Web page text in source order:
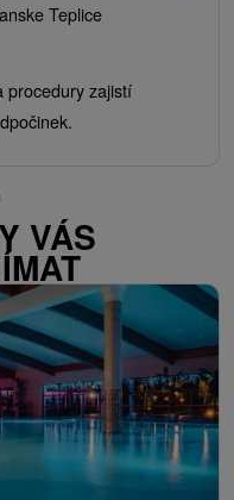
Teplice
procedury zajistí
VÁS